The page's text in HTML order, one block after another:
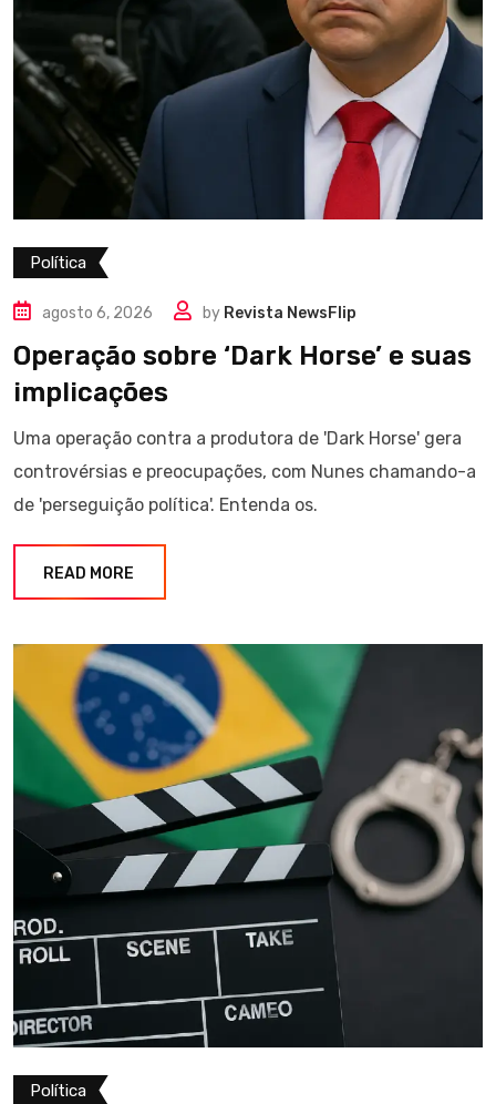
Política
agosto 6, 2026 by Revista NewsFlip
Operação sobre ‘Dark Horse’ e suas
implicações
Uma operação contra a produtora de 'Dark Horse' gera
controvérsias e preocupações, com Nunes chamando-a
de 'perseguição política'. Entenda os.
READ MORE
Política